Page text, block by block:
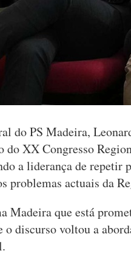
do PS Madeira,
do XX Congresso
a liderança de repetir
problemas actuais da
Madeira que está
o discurso voltou a